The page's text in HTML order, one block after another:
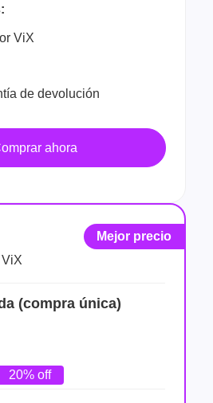
ViX
de devolución
ahora
Mejor precio
(compra única)
20% off